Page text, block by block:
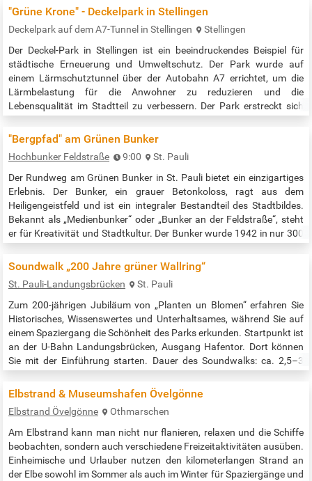
Spaziergang statt: im Stadtpark Norderstedt Für wen: Für alle, die
Norderstedter Autor*:innen zu ihren Lieblingsplätzen im Stadtpark…
"Grüne Krone" - Deckelpark in Stellingen
Deckelpark auf dem A7-Tunnel in Stellingen
Stellingen
Der Deckel-Park in Stellingen ist ein beeindruckendes Beispiel für
städtische Erneuerung und Umweltschutz. Der Park wurde auf
einem Lärmschutztunnel über der Autobahn A7 errichtet, um die
Lärmbelastung für die Anwohner zu reduzieren und die
Lebensqualität im Stadtteil zu verbessern. Der Park erstreckt sich
getrennten Stadtteile Stellingen und Eidelstedt1. Der Park bietet eine
Vielzahl von…
"Bergpfad" am Grünen Bunker
Hochbunker Feldstraße 9:00
St. Pauli
Der Rundweg am Grünen Bunker in St. Pauli bietet ein einzigartiges
Erlebnis. Der Bunker, ein grauer Betonkoloss, ragt aus dem
Heiligengeistfeld und ist ein integraler Bestandteil des Stadtbildes.
Bekannt als „Medienbunker“ oder „Bunker an der Feldstraße“, steht
er für Kreativität und Stadtkultur. Der Bunker wurde 1942 in nur 300
für die Opfer des NS-Regimes. Während der Umbaumaßnahmen
Soundwalk „200 Jahre grüner Wallring“
St. Pauli-Landungsbrücken
St. Pauli
Zum 200-jährigen Jubiläum von „Planten un Blomen“ erfahren Sie
Historisches, Wissenswertes und Unterhaltsames, während Sie auf
einem Spaziergang die Schönheit des Parks erkunden. Startpunkt ist
an der U-Bahn Landungsbrücken, Ausgang Hafentor. Dort können
Sie mit der Einführung starten. Dauer des Soundwalks: ca. 2,5–3
Infos und Download der App:…
Elbstrand & Museumshafen Övelgönne
Elbstrand Övelgönne
Othmarschen
Am Elbstrand kann man nicht nur flanieren, relaxen und die Schiffe
beobachten, sondern auch verschiedene Freizeitaktivitäten ausüben.
Einheimische und Urlauber nutzen den kilometerlangen Strand an
der Elbe sowohl im Sommer als auch im Winter für Spaziergänge und